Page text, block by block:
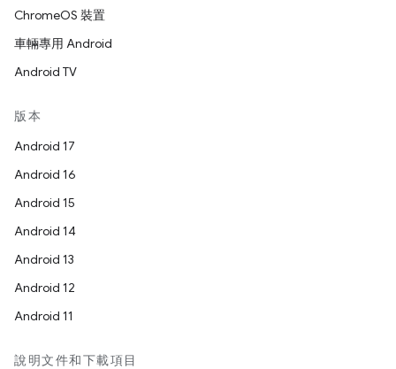
ChromeOS 裝置
車輛專用 Android
Android TV
版本
Android 17
Android 16
Android 15
Android 14
Android 13
Android 12
Android 11
說明文件和下載項目